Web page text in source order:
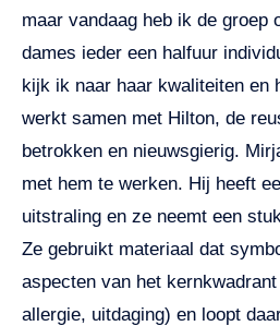
maar vandaag heb ik de groep
dames ieder een halfuur
kijk ik naar haar kwaliteiten en
werkt samen met Hilton, de
betrokken en nieuwsgierig.
met hem te werken. Hij heeft
uitstraling en ze neemt een
Ze gebruikt materiaal dat
aspecten van het
allergie, uitdaging) en loopt